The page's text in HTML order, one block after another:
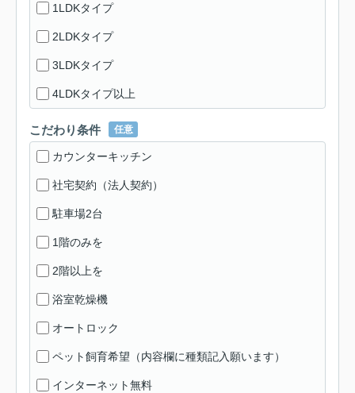
1LDKタイプ
2LDKタイプ
3LDKタイプ
4LDKタイプ以上
こだわり条件 任意
カウンターキッチン
社宅契約（法人契約）
駐車場2台
1階のみを
2階以上を
浴室乾燥機
オートロック
ペット飼育希望（内容欄に種類記入願います）
インターネット無料